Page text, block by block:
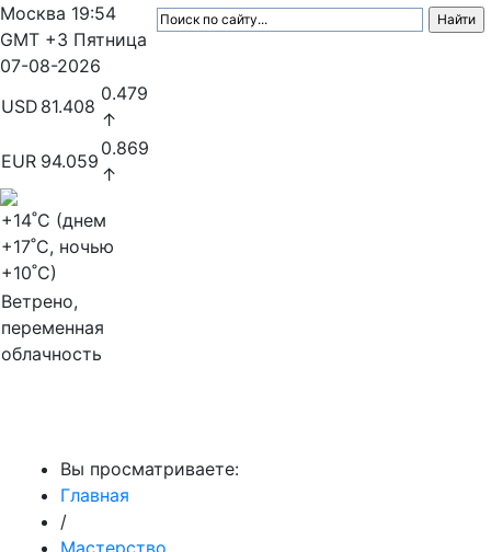
Москва 19:54
GMT +3 Пятница
07-08-2026
USD 81.408
0.479
↑
EUR 94.059
0.869
↑
+14˚C (днем
+17˚C, ночью
+10˚C)
Ветрено,
переменная
облачность
Вы просматриваете:
Главная
/
Мастерство